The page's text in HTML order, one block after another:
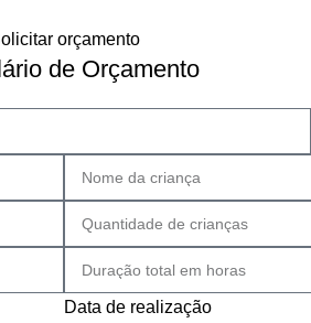
orçamento
de Orçamento
Data de realização